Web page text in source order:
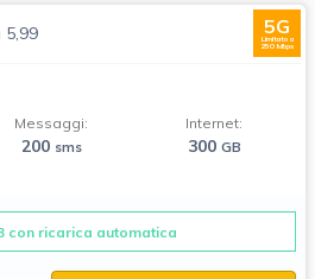
5,99 5G
Limitato a
250 Mbps
Messaggi:
200 sms
Internet:
300 GB
con ricarica automatica